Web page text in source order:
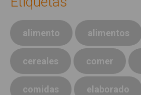
alimento alimentos
cereales comer
comidas elaborado